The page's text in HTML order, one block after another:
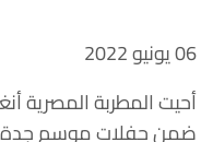
06 يونيو 2022
أحيت المطربة المصرية
ضمن حفلات موسم جدة